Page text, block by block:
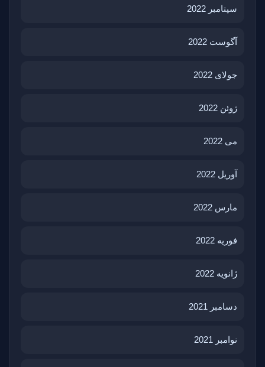
سپتامبر 2022
آگوست 2022
جولای 2022
ژوئن 2022
می 2022
آوریل 2022
مارس 2022
فوریه 2022
ژانویه 2022
دسامبر 2021
نوامبر 2021